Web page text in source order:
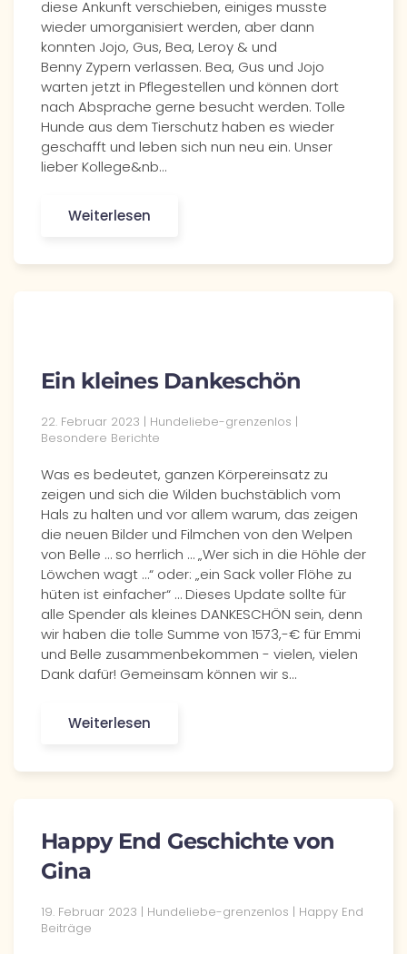
diese Ankunft verschieben, einiges musste
wieder umorganisiert werden, aber dann
konnten Jojo, Gus, Bea, Leroy & und
Benny Zypern verlassen. Bea, Gus und Jojo
warten jetzt in Pflegestellen und können dort
nach Absprache gerne besucht werden. Tolle
Hunde aus dem Tierschutz haben es wieder
geschafft und leben sich nun neu ein. Unser
lieber Kollege&nb…
Weiterlesen
Ein kleines Dankeschön
22. Februar 2023 | Hundeliebe-grenzenlos |
Besondere Berichte
Was es bedeutet, ganzen Körpereinsatz zu
zeigen und sich die Wilden buchstäblich vom
Hals zu halten und vor allem warum, das zeigen
die neuen Bilder und Filmchen von den Welpen
von Belle … so herrlich … „Wer sich in die Höhle der
Löwchen wagt …“ oder: „ein Sack voller Flöhe zu
hüten ist einfacher“ … Dieses Update sollte für
alle Spender als kleines DANKESCHÖN sein, denn
wir haben die tolle Summe von 1573,-€ für Emmi
und Belle zusammenbekommen - vielen, vielen
Dank dafür! Gemeinsam können wir s…
Weiterlesen
Happy End Geschichte von
Gina
19. Februar 2023 | Hundeliebe-grenzenlos | Happy End
Beiträge